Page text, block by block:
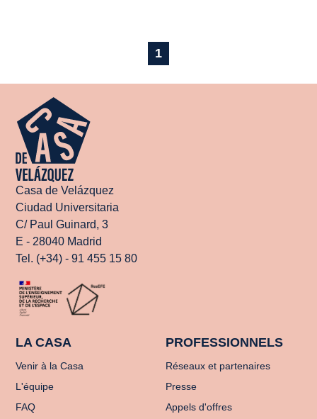
1
Casa de Velázquez
Ciudad Universitaria
C/ Paul Guinard, 3
E - 28040 Madrid
Tel. (+34) - 91 455 15 80
LA CASA
Venir à la Casa
L'équipe
FAQ
PROFESSIONNELS
Réseaux et partenaires
Presse
Appels d'offres